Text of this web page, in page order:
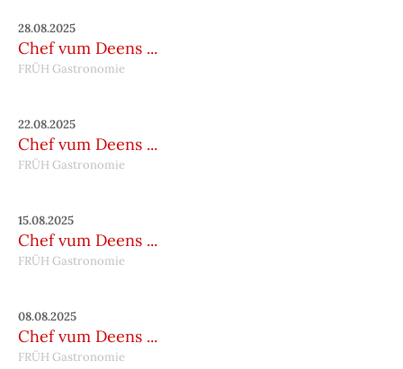
28.08.2025
Chef vum Deens ...
FRÜH Gastronomie
22.08.2025
Chef vum Deens ...
FRÜH Gastronomie
15.08.2025
Chef vum Deens ...
FRÜH Gastronomie
08.08.2025
Chef vum Deens ...
FRÜH Gastronomie